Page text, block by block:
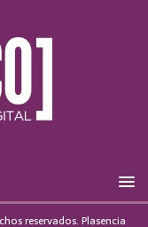
reservados. Plasencia